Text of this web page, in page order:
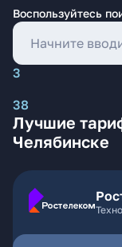
Воспользуйтесь
3
38
Лучшие
Челябинске